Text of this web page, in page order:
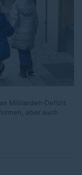
Milliarden-Defizit
aber auch